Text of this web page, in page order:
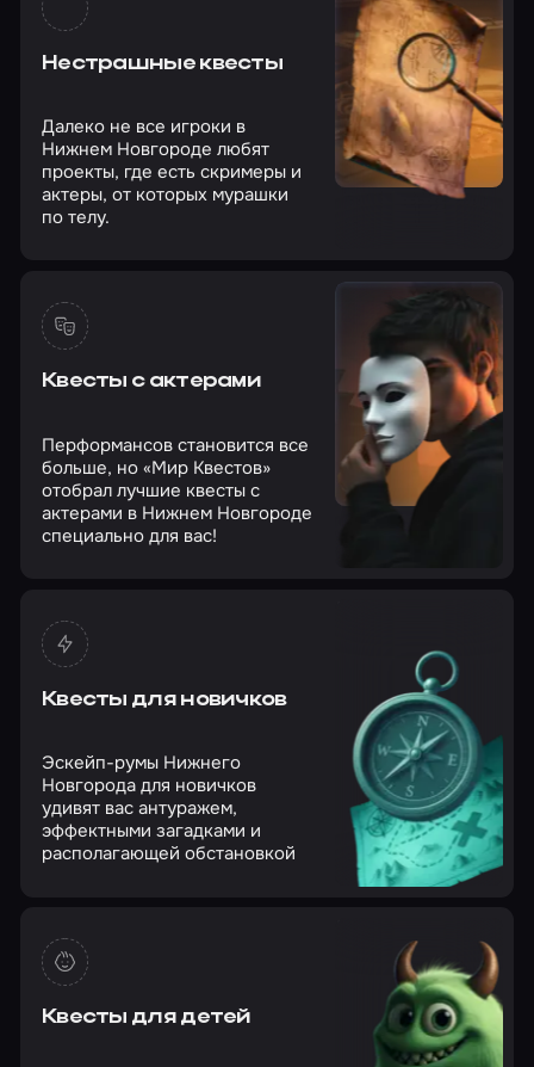
Нестрашные квесты
Далеко не все игроки в
Нижнем Новгороде любят
проекты, где есть скримеры и
актеры, от которых мурашки
по телу.
Квесты с актерами
Перформансов становится все
больше, но «Мир Квестов»
отобрал лучшие квесты с
актерами в Нижнем Новгороде
специально для вас!
Квесты для новичков
Эскейп-румы Нижнего
Новгорода для новичков
удивят вас антуражем,
эффектными загадками и
располагающей обстановкой
Квесты для детей